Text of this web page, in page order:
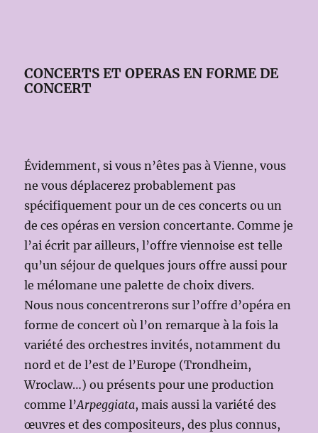
CONCERTS ET OPERAS EN FORME DE
CONCERT
Évidemment, si vous n’êtes pas à Vienne, vous
ne vous déplacerez probablement pas
spécifiquement pour un de ces concerts ou un
de ces opéras en version concertante. Comme je
l’ai écrit par ailleurs, l’offre viennoise est telle
qu’un séjour de quelques jours offre aussi pour
le mélomane une palette de choix divers.
Nous nous concentrerons sur l’offre d’opéra en
forme de concert où l’on remarque à la fois la
variété des orchestres invités, notamment du
nord et de l’est de l’Europe (Trondheim,
Wroclaw…) ou présents pour une production
comme l’Arpeggiata, mais aussi la variété des
œuvres et des compositeurs, des plus connus,